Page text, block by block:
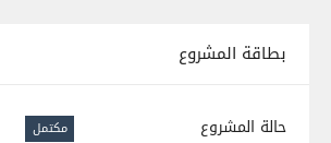
بطاقة المشروع
حالة المشروع مكتمل